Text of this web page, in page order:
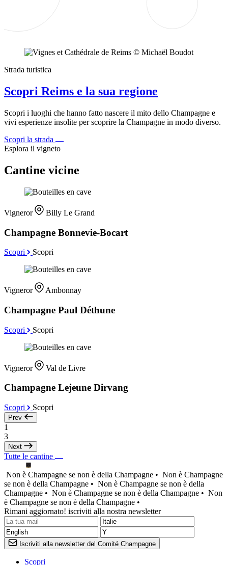
Strada turistica
Scopri Reims e la sua regione
Scopri i luoghi che hanno fatto nascere il mito dello Champagne e
vivi esperienze insolite per scoprire la Champagne in modo diverso.
Scopri la strada
Esplora il vigneto
Cantine vicine
Vigneror Billy Le Grand
Champagne Bonnevie-Bocart
Scopri Scopri
Vigneror Ambonnay
Champagne Paul Déthune
Scopri Scopri
Vigneror Val de Livre
Champagne Lejeune Dirvang
Scopri Scopri
Prev
1
3
Next
Tutte le cantine
Non è Champagne se non è della Champagne • Non è Champagne
se non è della Champagne • Non è Champagne se non è della
Champagne • Non è Champagne se non è della Champagne • Non
è Champagne se non è della Champagne •
Rimani aggiornato! iscriviti alla nostra newsletter
Iscriviti alla newsletter del Comité Champagne
Scopri